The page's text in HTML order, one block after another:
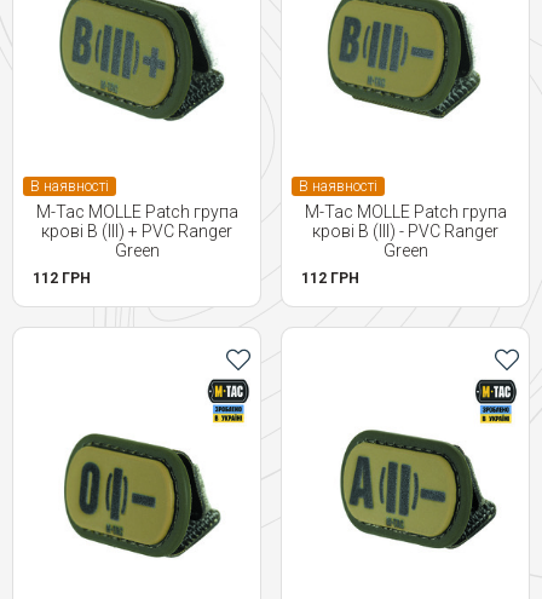
В наявності
M-Tac MOLLE Patch група
крові B (III) + PVC Ranger
Green
112 ГРН
В наявності
M-Tac MOLLE Patch група
крові B (III) - PVC Ranger
Green
112 ГРН